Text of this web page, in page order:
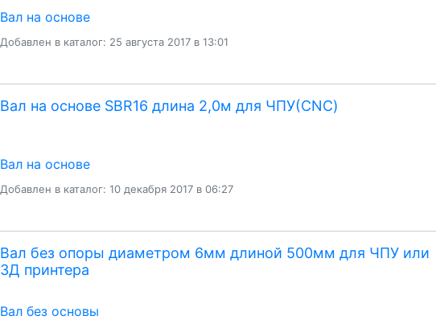
Вал на основе
Добавлен в каталог: 25 августа 2017 в 13:01
Вал на основе SBR16 длина 2,0м для ЧПУ(CNC)
Вал на основе
Добавлен в каталог: 10 декабря 2017 в 06:27
Вал без опоры диаметром 6мм длиной 500мм для ЧПУ или
3Д принтера
Вал без основы